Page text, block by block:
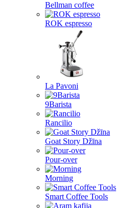
Bellman coffee
ROK espresso
La Pavoni
9Barista
Rancilio
Goat Story Džīna
Pour-over
Morning
Smart Coffee Tools